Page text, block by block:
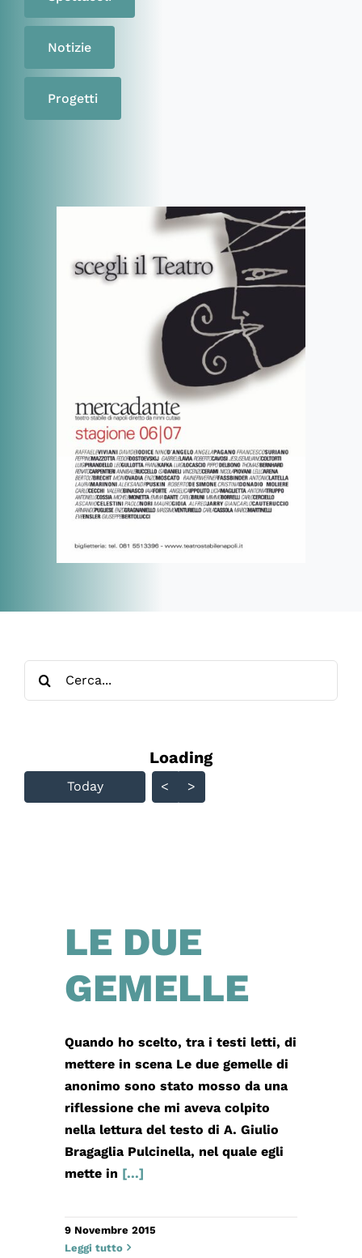
Notizie
Progetti
LE DUE
GEMELLE
Quando ho scelto, tra i testi letti, di
mettere in scena Le due gemelle di
anonimo sono stato mosso da una
riflessione che mi aveva colpito
nella lettura del testo di A. Giulio
Bragaglia Pulcinella, nel quale egli
mette in [...]
9 Novembre 2015
Leggi tutto
Skip Calendar
Loading - current view is
Loading
Today < >